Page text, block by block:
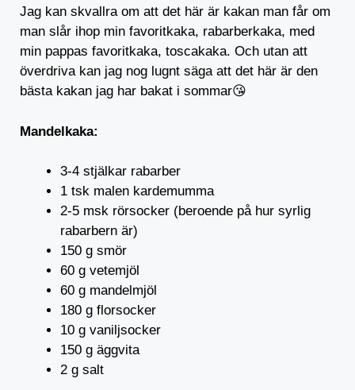
Jag kan skvallra om att det här är kakan man får om
man slår ihop min favoritkaka, rabarberkaka, med
min pappas favoritkaka, toscakaka. Och utan att
överdriva kan jag nog lugnt säga att det här är den
bästa kakan jag har bakat i sommar😘
Mandelkaka:
3-4 stjälkar rabarber
1 tsk malen kardemumma
2-5 msk rörsocker (beroende på hur syrlig
rabarbern är)
150 g smör
60 g vetemjöl
60 g mandelmjöl
180 g florsocker
10 g vaniljsocker
150 g äggvita
2 g salt